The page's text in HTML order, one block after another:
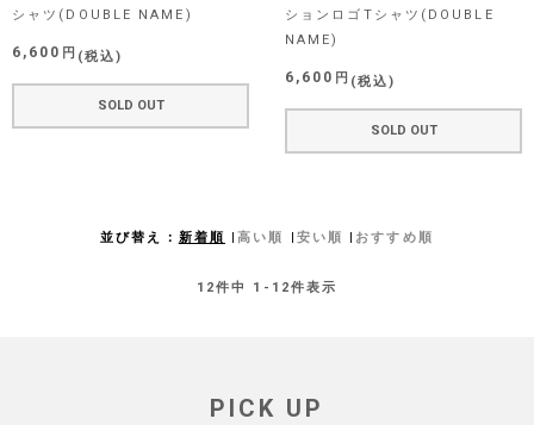
シャツ(DOUBLE NAME)
6,600 税込
SOLD OUT
ションロゴTシャツ(DOUBLE
NAME)
6,600 税込
SOLD OUT
並び替え 新着順 高い順 安い順 おすすめ順
12件中 1 - 12件表示
PICK UP